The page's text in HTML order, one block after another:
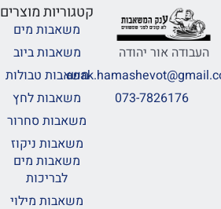
העבודה אור יהודה
073-7826176
קטגוריות מוצרים
משאבות מים
משאבות ביוב
משאבות טבולות
משאבות לחץ
משאבות סחרור
משאבות ניקוז
משאבות מים
לבריכות
משאבות מילוי